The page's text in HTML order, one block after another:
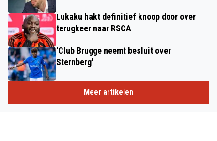
Lukaku hakt definitief knoop door over
terugkeer naar RSCA
'Club Brugge neemt besluit over
Sternberg'
Meer artikelen